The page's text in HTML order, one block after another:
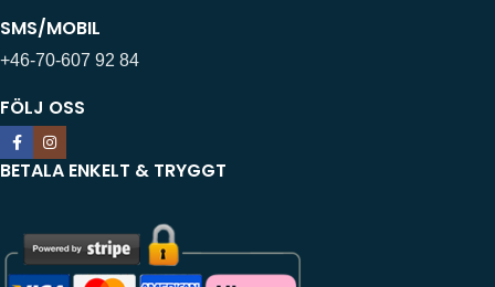
SMS/MOBIL
+46-70-607 92 84
FÖLJ OSS
BETALA ENKELT & TRYGGT